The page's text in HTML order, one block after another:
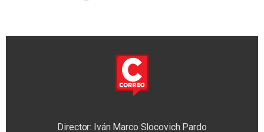
Director: Iván Marco Slocovich Pardo